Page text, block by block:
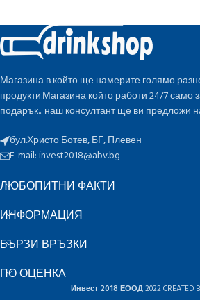
Магазина в който ще намерите голямо
продукти.Магазина който работи 24/7 само
подарък... наш консултант ще ви предложи
бул.Христо Ботев, БГ, Плевен
E-mail:invest2018@abv.bg
ЛЮБОПИТНИ ФАКТИ
ИНФОРМАЦИЯ
БЪРЗИ ВРЪЗКИ
ПО ОЦЕНКА
Инвест 2018 ЕООД2022 CREATED